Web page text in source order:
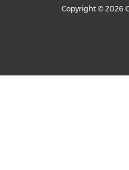
Copyright © 2026